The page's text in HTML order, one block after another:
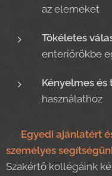
az elemeket
Tökéletes
enteriőrökbe
Kényelmes és
használathoz
Egyedi ajánlatért
személyes
Szakértő kollégáink